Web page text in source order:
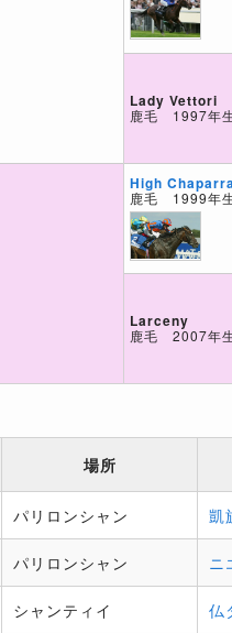
Lady Vettori
鹿毛 1997年
High
鹿毛 1999年
Larceny
鹿毛 2007年
場所
パリロンシャン 凱
パリロンシャン ニ
シャンティイ 仏